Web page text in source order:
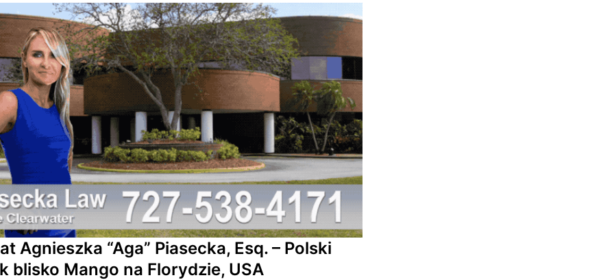
Agnieszka “Aga” Piasecka, Esq. – Polski
blisko Mango na Florydzie, USA